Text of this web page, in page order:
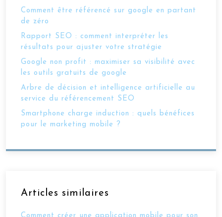
Comment être référencé sur google en partant
de zéro
Rapport SEO : comment interpréter les
résultats pour ajuster votre stratégie
Google non profit : maximiser sa visibilité avec
les outils gratuits de google
Arbre de décision et intelligence artificielle au
service du référencement SEO
Smartphone charge induction : quels bénéfices
pour le marketing mobile ?
Articles similaires